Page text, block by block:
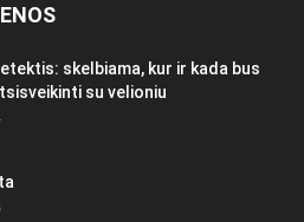
skelbiama, kur ir kada bus
su velioniu